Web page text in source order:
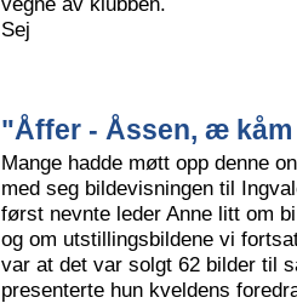
Sej
"Åffer - Åssen, æ
Mange hadde møtt opp denne
med seg bildevisningen til
først nevnte leder Anne litt om
og om utstillingsbildene vi
var at det var solgt 62 bilder til
presenterte hun kveldens